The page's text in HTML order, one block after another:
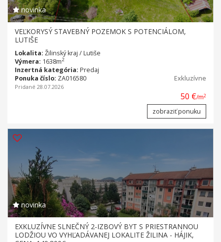
novinka
VEĽKORYSÝ STAVEBNÝ POZEMOK S POTENCIÁLOM,
LUTIŠE
Lokalita: Žilinský kraj / Lutiše
Výmera: 1638m2
Inzertná kategória: Predaj
Ponuka číslo: ZA016580 Exkluzívne
Pridané 28.07.2026
50 €/m2
zobraziť ponuku
novinka
EXKLUZÍVNE SLNEČNÝ 2-IZBOVÝ BYT S PRIESTRANNOU
LODŽIOU VO VYHĽADÁVANEJ LOKALITE ŽILINA - HÁJIK,